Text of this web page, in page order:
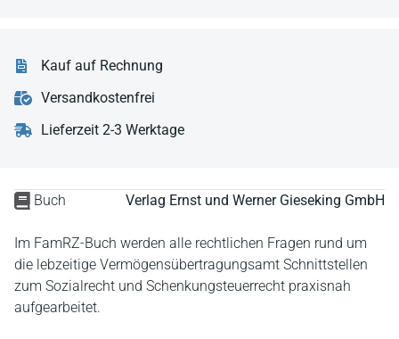
Buch Verlag Ernst und Werner Gieseking GmbH
Im FamRZ-Buch werden alle rechtlichen Fragen rund um
die lebzeitige Vermögensübertragungsamt Schnittstellen
zum Sozialrecht und Schenkungsteuerrecht praxisnah
aufgearbeitet.
Kauf auf Rechnung
Versandkostenfrei
Lieferzeit 2-3 Werktage